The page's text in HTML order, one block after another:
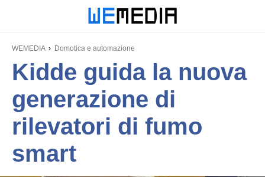
WEMEDIA Domotica e automazione
Kidde guida la nuova
generazione di
rilevatori di fumo
smart